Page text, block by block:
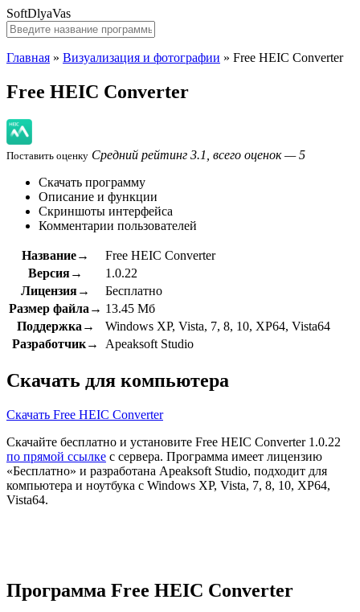
SoftDlyaVas
Главная » Визуализация и фотографии » Free HEIC Converter
Free HEIC Converter
Поставить оценку Средний рейтинг 3.1, всего оценок — 5
Скачать программу
Описание и функции
Скриншоты интерфейса
Комментарии пользователей
Название→
Free HEIC Converter
Версия→
1.0.22
Лицензия→
Бесплатно
Размер файла→ 13.45 Мб
Поддержка→
Windows XP, Vista, 7, 8, 10, XP64, Vista64
Разработчик→
Apeaksoft Studio
Скачать для компьютера
Скачать Free HEIC Converter
Скачайте бесплатно и установите Free HEIC Converter 1.0.22
по прямой ссылке с сервера. Программа имеет лицензию
«Бесплатно» и разработана Apeaksoft Studio, подходит для
компьютера и ноутбука с Windows XP, Vista, 7, 8, 10, XP64,
Vista64.
Программа Free HEIC Converter